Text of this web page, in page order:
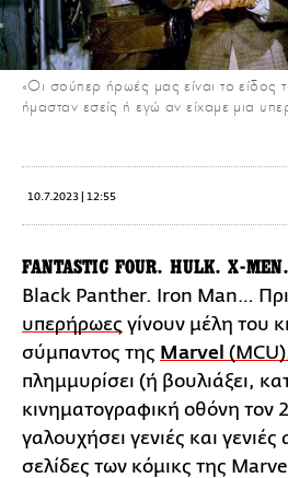
«Οι σούπερ ήρωές μας είναι το
ήμασταν εσείς ή εγώ αν είχαμε μια
10.7.2023 | 12:55
FANTASTIC FOUR. HULK. X-MEN.
Black Panther. Iron Man…
υπερήρωες γίνουν μέλη του
σύμπαντος της Marvel
πλημμυρίσει (ή βουλιάξει,
κινηματογραφική οθόνη τον
γαλουχήσει γενιές και
σελίδες των κόμικς της